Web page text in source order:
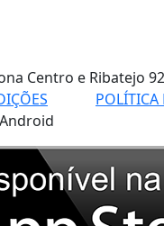
Centro e Ribatejo
POLÍTICA